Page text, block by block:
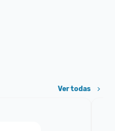
Ver todas